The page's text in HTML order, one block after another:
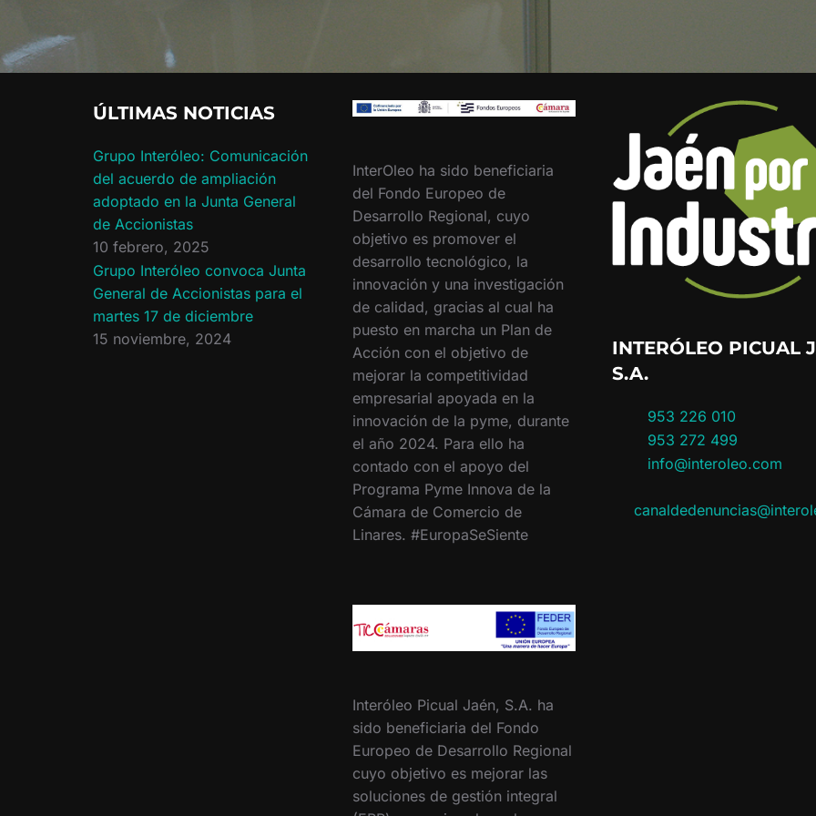
ÚLTIMAS NOTICIAS
Grupo Interóleo: Comunicación
del acuerdo de ampliación
adoptado en la Junta General
de Accionistas
10 febrero, 2025
Grupo Interóleo convoca Junta
General de Accionistas para el
martes 17 de diciembre
15 noviembre, 2024
InterOleo ha sido beneficiaria
del Fondo Europeo de
Desarrollo Regional, cuyo
objetivo es promover el
desarrollo tecnológico, la
innovación y una investigación
de calidad, gracias al cual ha
puesto en marcha un Plan de
Acción con el objetivo de
mejorar la competitividad
empresarial apoyada en la
innovación de la pyme, durante
el año 2024. Para ello ha
contado con el apoyo del
Programa Pyme Innova de la
Cámara de Comercio de
Linares. #EuropaSeSiente
Interóleo Picual Jaén, S.A. ha
sido beneficiaria del Fondo
Europeo de Desarrollo Regional
cuyo objetivo es mejorar las
soluciones de gestión integral
INTERÓLEO PICUAL
S.A.
953 226 010
953 272 499
info@interoleo.com